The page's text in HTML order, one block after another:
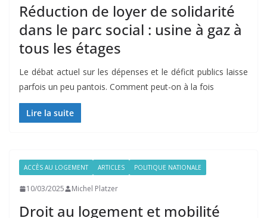
Réduction de loyer de solidarité
dans le parc social : usine à gaz à
tous les étages
Le débat actuel sur les dépenses et le déficit publics laisse
parfois un peu pantois. Comment peut-on à la fois
Lire la suite
ACCÈS AU LOGEMENT ARTICLES POLITIQUE NATIONALE
10/03/2025 Michel Platzer
Droit au logement et mobilité